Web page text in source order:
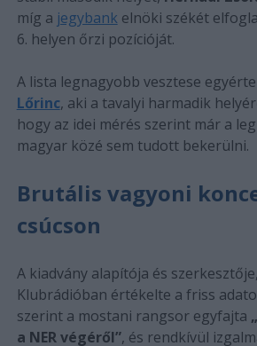
míg a jegybank elnöki székét
6. helyen őrzi pozícióját.
A lista legnagyobb vesztese
Lőrinc, aki a tavalyi harmadik
hogy az idei mérés szerint már a
magyar közé sem tudott bekerülni.
Brutális vagyoni
csúcson
A kiadvány alapítója és
Klubrádióban értékelte a friss
szerint a mostani rangsor egyfajta
a NER végéről”, és rendkívül